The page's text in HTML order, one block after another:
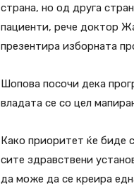
страна, но од друга
пациенти, рече доктор
презентира изборната
Шопова посочи дека
владата се со цел
Како приоритет ќе биде
сите здравствени
да може да се креира